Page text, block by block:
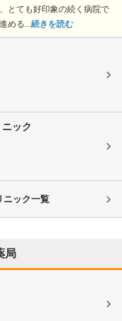
とても好印象の続く病院で
める...続きを読む
ック
ニック一覧
局